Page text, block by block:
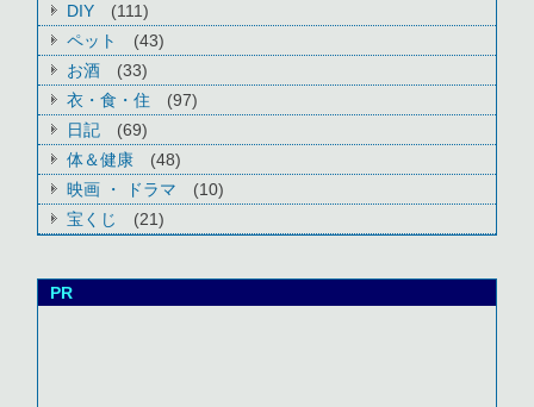
DIY
(111)
ペット
(43)
お酒
(33)
衣・食・住
(97)
日記
(69)
体＆健康
(48)
映画 ・ ドラマ
(10)
宝くじ
(21)
PR